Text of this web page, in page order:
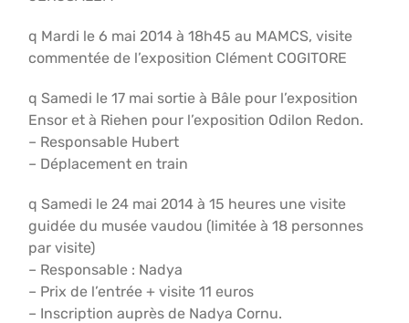
q Mardi le 6 mai 2014 à 18h45 au MAMCS, visite
commentée de l’exposition Clément COGITORE
q Samedi le 17 mai sortie à Bâle pour l’exposition
Ensor et à Riehen pour l’exposition Odilon Redon.
– Responsable Hubert
– Déplacement en train
q Samedi le 24 mai 2014 à 15 heures une visite
guidée du musée vaudou (limitée à 18 personnes
par visite)
– Responsable : Nadya
– Prix de l’entrée + visite 11 euros
– Inscription auprès de Nadya Cornu.